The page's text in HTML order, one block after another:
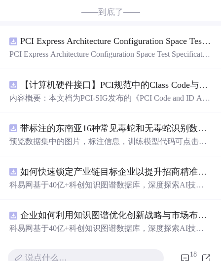
——到底了——
PCI Express Architecture Configuration Space Test Specification Revision 5.0, Version 1.0 (CB).pdf
PCI Express Architecture Configuration Space Test Specificatio
【计算机硬件接口】PCI规范中的Class Code与Capability ID分配：设备功能分类及扩展能力标识系统设计
内容概要：本文档为PCI-SIG发布的《PCI Code and ID Assi
ity IDs）以
带标注的东南亚16种常见毒蛇和无毒蛇识别数据集， 识别率73.4%，7593张图，支持yolo
预览数据集中的图片，标注信息，训练模型代码可点击查
免费咨询，主页获取作者联系方式
如何快速锁定产业链目标企业以提升招商精准度？.docx
科易网基于40亿+科创知识图谱数据库，深度探索AI技术
新领域的AI+数智化解决方案，推动科技创新与产业创新
智能化发展。
企业如何利用知识图谱优化创新战略与市场布局？.docx
科易网基于40亿+科创知识图谱数据库，深度探索AI技术
说点什么… 18